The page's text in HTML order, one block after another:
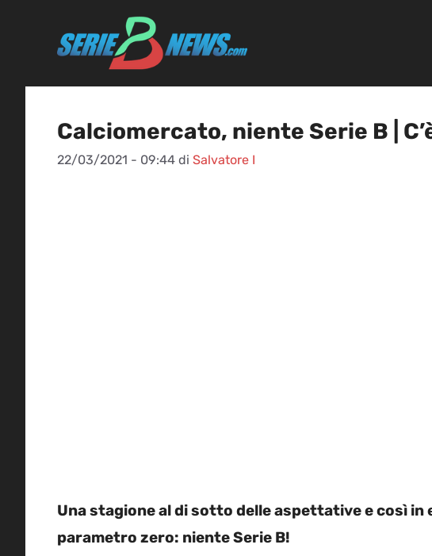
Calciomercato, niente Serie B |
22/03/2021 - 09:44 di Salvatore I
Una stagione al di sotto delle aspettative e così in
parametro zero: niente Serie B!